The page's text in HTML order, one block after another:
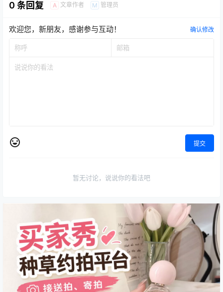
0 条回复 A 文章作者 M 管理员
欢迎您，新朋友，感谢参与互动！ 确认修改
提交
暂无讨论，说说你的看法吧